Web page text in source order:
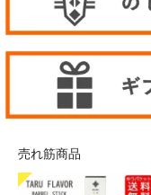
売れ筋商品